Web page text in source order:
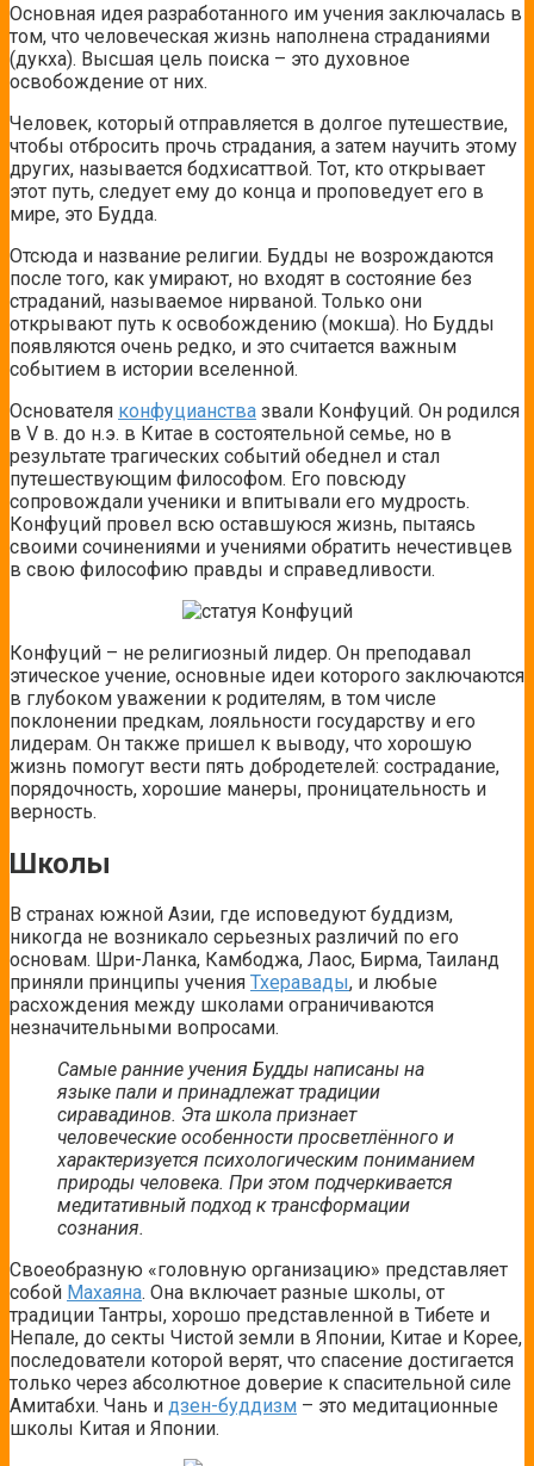
Основная идея разработанного им учения заключалась в
том, что человеческая жизнь наполнена страданиями
(дукха). Высшая цель поиска – это духовное
освобождение от них.
Человек, который отправляется в долгое путешествие,
чтобы отбросить прочь страдания, а затем научить этому
других, называется бодхисаттвой. Тот, кто открывает
этот путь, следует ему до конца и проповедует его в
мире, это Будда.
Отсюда и название религии. Будды не возрождаются
после того, как умирают, но входят в состояние без
страданий, называемое нирваной. Только они
открывают путь к освобождению (мокша). Но Будды
появляются очень редко, и это считается важным
событием в истории вселенной.
Основателя конфуцианства звали Конфуций. Он родился
в V в. до н.э. в Китае в состоятельной семье, но в
результате трагических событий обеднел и стал
путешествующим философом. Его повсюду
сопровождали ученики и впитывали его мудрость.
Конфуций провел всю оставшуюся жизнь, пытаясь
своими сочинениями и учениями обратить нечестивцев
в свою философию правды и справедливости.
Конфуций – не религиозный лидер. Он преподавал
этическое учение, основные идеи которого заключаются
в глубоком уважении к родителям, в том числе
поклонении предкам, лояльности государству и его
лидерам. Он также пришел к выводу, что хорошую
жизнь помогут вести пять добродетелей: сострадание,
порядочность, хорошие манеры, проницательность и
верность.
Школы
В странах южной Азии, где исповедуют буддизм,
никогда не возникало серьезных различий по его
основам. Шри-Ланка, Камбоджа, Лаос, Бирма, Таиланд
приняли принципы учения Тхеравады, и любые
расхождения между школами ограничиваются
незначительными вопросами.
Самые ранние учения Будды написаны на
языке пали и принадлежат традиции
сиравадинов. Эта школа признает
человеческие особенности просветлённого и
характеризуется психологическим пониманием
природы человека. При этом подчеркивается
медитативный подход к трансформации
сознания.
Своеобразную «головную организацию» представляет
собой Махаяна. Она включает разные школы, от
традиции Тантры, хорошо представленной в Тибете и
Непале, до секты Чистой земли в Японии, Китае и Корее,
последователи которой верят, что спасение достигается
только через абсолютное доверие к спасительной силе
Амитабхи. Чань и дзен-буддизм – это медитационные
школы Китая и Японии.